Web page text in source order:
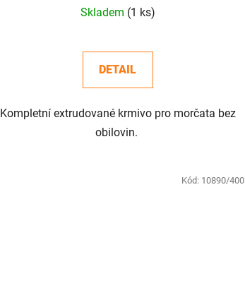
Skladem (1 ks)
DETAIL
Kompletní extrudované krmivo pro morčata bez
obilovin.
Kód: 10890/400